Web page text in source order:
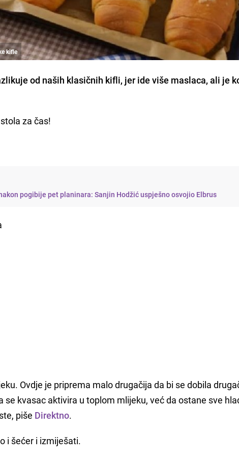
kifle
od naših klasičnih kifli, jer ide više maslaca, ali je
za čas!
pogibije pet planinara: Sanjin Hodžić uspješno osvojio Elbrus
Ovdje je priprema malo drugačija da bi se dobila
kvasac aktivira u toplom mlijeku, već da ostane sve
piše Direktno.
i šećer i izmiješati.